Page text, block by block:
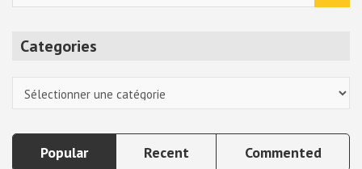
Categories
Popular Recent Commented